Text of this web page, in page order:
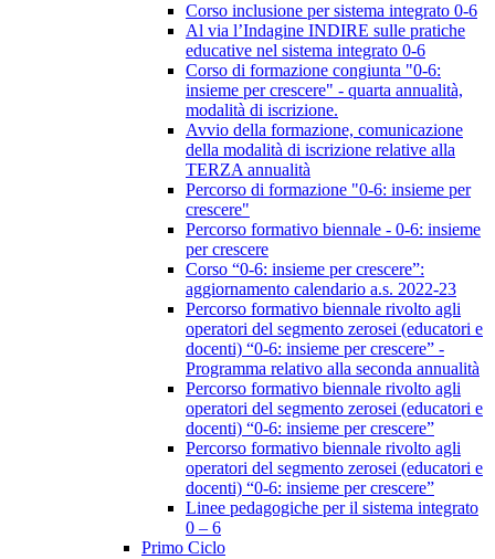
Corso inclusione per sistema integrato 0-6
Al via l’Indagine INDIRE sulle pratiche
educative nel sistema integrato 0-6
Corso di formazione congiunta "0-6:
insieme per crescere" - quarta annualità,
modalità di iscrizione.
Avvio della formazione, comunicazione
della modalità di iscrizione relative alla
TERZA annualità
Percorso di formazione "0-6: insieme per
crescere"
Percorso formativo biennale - 0-6: insieme
per crescere
Corso “0-6: insieme per crescere”:
aggiornamento calendario a.s. 2022-23
Percorso formativo biennale rivolto agli
operatori del segmento zerosei (educatori e
docenti) “0-6: insieme per crescere” -
Programma relativo alla seconda annualità
Percorso formativo biennale rivolto agli
operatori del segmento zerosei (educatori e
docenti) “0-6: insieme per crescere”
Percorso formativo biennale rivolto agli
operatori del segmento zerosei (educatori e
docenti) “0-6: insieme per crescere”
Linee pedagogiche per il sistema integrato
0 – 6
Primo Ciclo